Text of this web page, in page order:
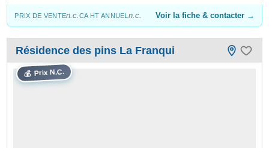
PRIX DE VENTEn.c.CA HT ANNUEL n.c. Voir la fiche & contacter →
💰 Prix N.C.
Résidence des pins La Franqui